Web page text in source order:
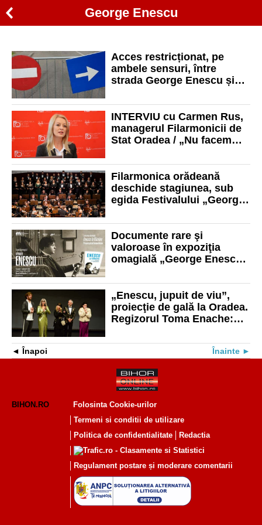
George Enescu
Acces restricționat, pe
ambele sensuri, între
strada George Enescu și
în 5 decembrie
INTERVIU cu Carmen Rus,
managerul Filarmonicii de
Stat Oradea / „Nu facem
tinderea noastră spre
excelenţă”
Filarmonica orădeană
deschide stagiunea, sub
egida Festivalului „George
„Carmina Burana întâlnește
Rapsodia Română”
Documente rare şi
valoroase în expoziţia
omagială „George Enescu
Muzeul Ţării Crişurilor
„Enescu, jupuit de viu”,
proiecţie de gală la Oradea.
Regizorul Toma Enache:
Înapoi Înainte
BIHON.RO
Folosinta Cookie-urilor
Termeni si conditii de utilizare
Politica de confidentialitate
Redactia
Regulament postare și moderare comentarii